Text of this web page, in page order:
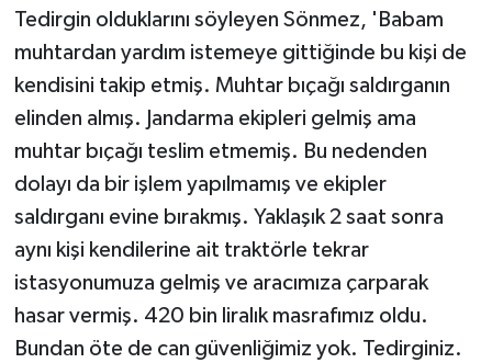
Tedirgin olduklarını söyleyen Sönmez, 'Babam
muhtardan yardım istemeye gittiğinde bu kişi de
kendisini takip etmiş. Muhtar bıçağı saldırganın
elinden almış. Jandarma ekipleri gelmiş ama
muhtar bıçağı teslim etmemiş. Bu nedenden
dolayı da bir işlem yapılmamış ve ekipler
saldırganı evine bırakmış. Yaklaşık 2 saat sonra
aynı kişi kendilerine ait traktörle tekrar
istasyonumuza gelmiş ve aracımıza çarparak
hasar vermiş. 420 bin liralık masrafımız oldu.
Bundan öte de can güvenliğimiz yok. Tedirginiz.